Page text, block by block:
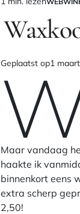
Geschatte
leestijd
IN
Geplaatst op1
Maar vandaag
haakte ik
binnenkort eens
extra scherp
2,50!